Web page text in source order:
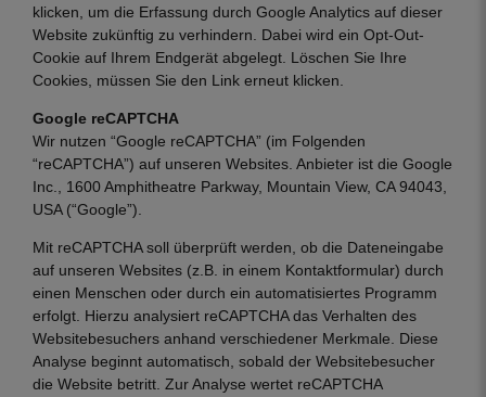
klicken, um die Erfassung durch Google Analytics auf dieser
Website zukünftig zu verhindern. Dabei wird ein Opt-Out-
Cookie auf Ihrem Endgerät abgelegt. Löschen Sie Ihre
Cookies, müssen Sie den Link erneut klicken.
Google reCAPTCHA
Wir nutzen “Google reCAPTCHA” (im Folgenden
“reCAPTCHA”) auf unseren Websites. Anbieter ist die Google
Inc., 1600 Amphitheatre Parkway, Mountain View, CA 94043,
USA (“Google”).
Mit reCAPTCHA soll überprüft werden, ob die Dateneingabe
auf unseren Websites (z.B. in einem Kontaktformular) durch
einen Menschen oder durch ein automatisiertes Programm
erfolgt. Hierzu analysiert reCAPTCHA das Verhalten des
Websitebesuchers anhand verschiedener Merkmale. Diese
Analyse beginnt automatisch, sobald der Websitebesucher
die Website betritt. Zur Analyse wertet reCAPTCHA